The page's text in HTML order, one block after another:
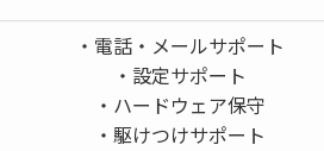
・電話・メールサポート
・設定サポート
・ハードウェア保守
・駆けつけサポート